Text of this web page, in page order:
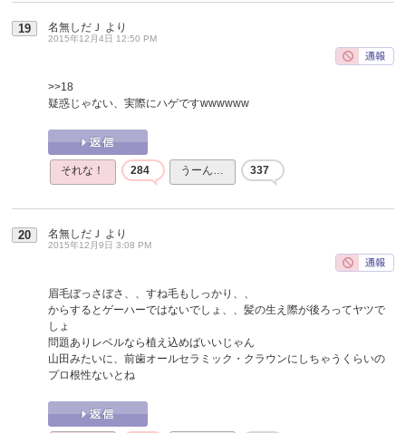
19 名無しだＪ より
2015年12月4日 12:50 PM
>>18
疑惑じゃない、実際にハゲですwwwwww
それな！ 284 うーん… 337
20 名無しだＪ より
2015年12月9日 3:08 PM
眉毛ぼっさぼさ、、すね毛もしっかり、、
からするとゲーハーではないでしょ、、髪の生え際が後ろってヤツで
しょ
問題ありレベルなら植え込めばいいじゃん
山田みたいに、前歯オールセラミック・クラウンにしちゃうくらいの
プロ根性ないとね